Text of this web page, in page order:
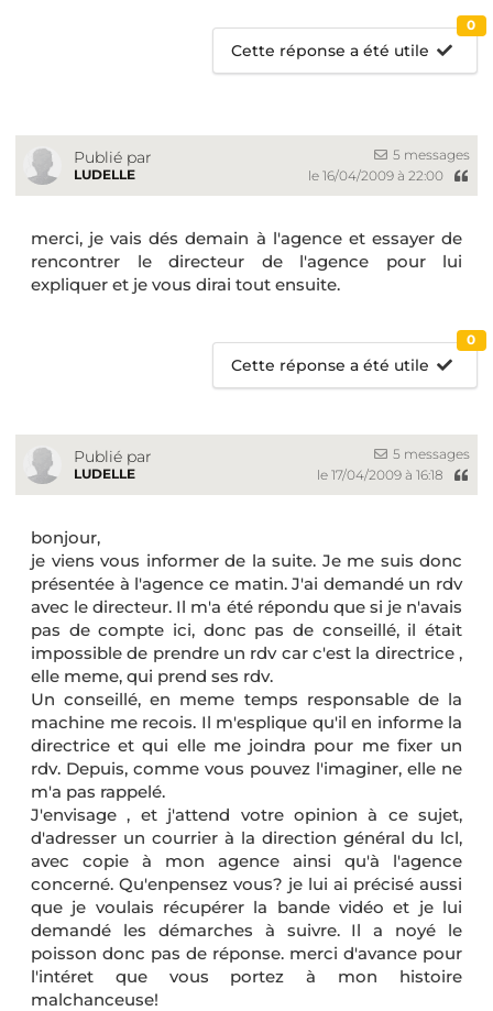
Cette réponse a été utile
0
Publié par
LUDELLE
5 messages
le 16/04/2009 à 22:00
merci, je vais dés demain à l'agence et essayer de
rencontrer le directeur de l'agence pour lui
expliquer et je vous dirai tout ensuite.
Cette réponse a été utile
0
Publié par
LUDELLE
5 messages
le 17/04/2009 à 16:18
bonjour,
je viens vous informer de la suite. Je me suis donc
présentée à l'agence ce matin. J'ai demandé un rdv
avec le directeur. Il m'a été répondu que si je n'avais
pas de compte ici, donc pas de conseillé, il était
impossible de prendre un rdv car c'est la directrice ,
elle meme, qui prend ses rdv.
Un conseillé, en meme temps responsable de la
machine me recois. Il m'esplique qu'il en informe la
directrice et qui elle me joindra pour me fixer un
rdv. Depuis, comme vous pouvez l'imaginer, elle ne
m'a pas rappelé.
J'envisage , et j'attend votre opinion à ce sujet,
d'adresser un courrier à la direction général du lcl,
avec copie à mon agence ainsi qu'à l'agence
concerné. Qu'enpensez vous? je lui ai précisé aussi
que je voulais récupérer la bande vidéo et je lui
demandé les démarches à suivre. Il a noyé le
poisson donc pas de réponse. merci d'avance pour
l'intéret que vous portez à mon histoire
malchanceuse!